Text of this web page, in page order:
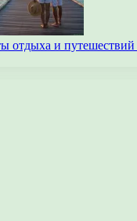
отдыха и